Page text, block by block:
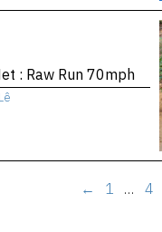
: Raw Run 70mph
← 1 … 4